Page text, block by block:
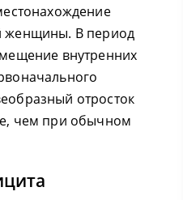
женщины. В период
внутренних
отросток
чем при обычном